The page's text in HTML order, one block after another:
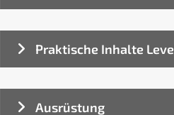
Praktische Inhalte
Ausrüstung